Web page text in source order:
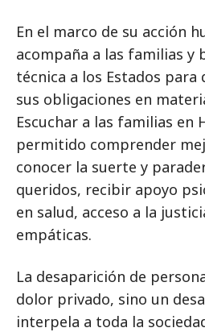
En el marco de su acción
acompaña a las familias y
técnica a los Estados para
sus obligaciones en
Escuchar a las familias en
permitido comprender
conocer la suerte y
queridos, recibir apoyo
en salud, acceso a la
empáticas.
La desaparición de
dolor privado, sino un
interpela a toda la